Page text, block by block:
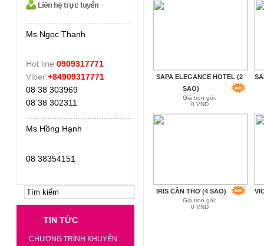
Ms Ngọc Thanh
Hot line 0909317771
Viber:+84909317771
08 38 303969
08 38 302311
Ms Hồng Hạnh
08 38354151
TIN TỨC
CHƯƠNG TRÌNH KHUYẾN
SAPA ELEGANCE HOTEL (2
SAO)
Giá trọn gói:
0 VND
IRIS CẦN THƠ (4 SAO)
Giá trọn gói:
0 VND